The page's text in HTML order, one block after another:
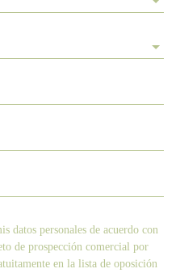
datos personales de acuerdo con
de prospección comercial por
en la lista de oposición